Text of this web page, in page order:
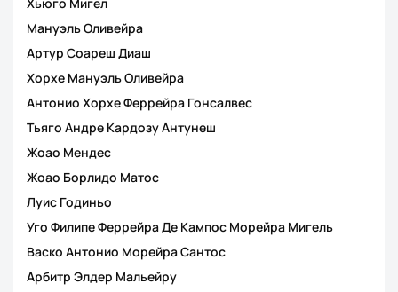
Мануэль Оливейра
Артур Соареш Диаш
Хорхе Мануэль Оливейра
Антонио Хорхе Феррейра Гонсалвес
Тьяго Андре Кардозу Антунеш
Жоао Мендес
Жоао Борлидо Матос
Луис Годиньо
Уго Филипе Феррейра Де Кампос Морейра Мигель
Васко Антонио Морейра Сантос
Арбитр Элдер Мальейру